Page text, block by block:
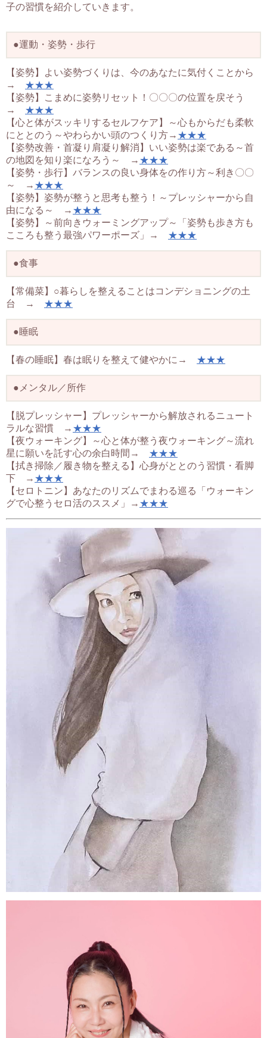
子の習慣を紹介していきます。
●運動・姿勢・歩行
【姿勢】よい姿勢づくりは、今のあなたに気付くことから
→ ★★★
【姿勢】こまめに姿勢リセット！〇〇〇の位置を戻そう
→ ★★★
【心と体がスッキリするセルフケア】～心もからだも柔軟
にととのう～やわらかい頭のつくり方→ ★★★
【姿勢改善・首凝り肩凝り解消】いい姿勢は楽である～首
の地図を知り楽になろう～ → ★★★
【姿勢・歩行】バランスの良い身体をの作り方～利き〇〇
～ → ★★★
【姿勢】姿勢が整うと思考も整う！～プレッシャーから自
由になる～ → ★★★
【姿勢】～前向きウォーミングアップ～「姿勢も歩き方も
こころも整う最強パワーポーズ」→ ★★★
●食事
【常備菜】○暮らしを整えることはコンデショニングの土
台 → ★★★
●睡眠
【春の睡眠】春は眠りを整えて健やかに→ ★★★
●メンタル／所作
【脱プレッシャー】プレッシャーから解放されるニュート
ラルな習慣 → ★★★
【夜ウォーキング】～心と体が整う夜ウォーキング～流れ
星に願いを託す心の余白時間→ ★★★
【拭き掃除／履き物を整える】心身がととのう習慣・看脚
下 → ★★★
【セロトニン】あなたのリズムでまわる巡る「ウォーキン
グで心整うセロ活のススメ」→ ★★★